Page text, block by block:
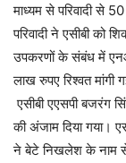
माध्यम से परिवादी से
परिवादी ने एसीबी को
उपकरणों के संबंध में
लाख रुपए रिश्वत मांगी
एसीबी एएसपी बजरंग
की अंजाम दिया गया।
ने बेटे निखलेश के नाम से